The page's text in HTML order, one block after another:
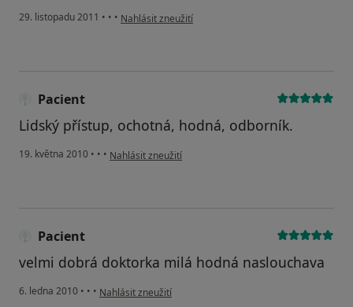
29. listopadu 2011 • • • podle názoru uživatele Pacient
Nahlásit zneužití
Pacient
Lidský přístup, ochotná, hodná, odborník.
19. května 2010 • • • podle názoru uživatele Pacient
Nahlásit zneužití
Pacient
velmi dobrá doktorka milá hodná naslouchava
6. ledna 2010 • • • podle názoru uživatele Pacient
Nahlásit zneužití